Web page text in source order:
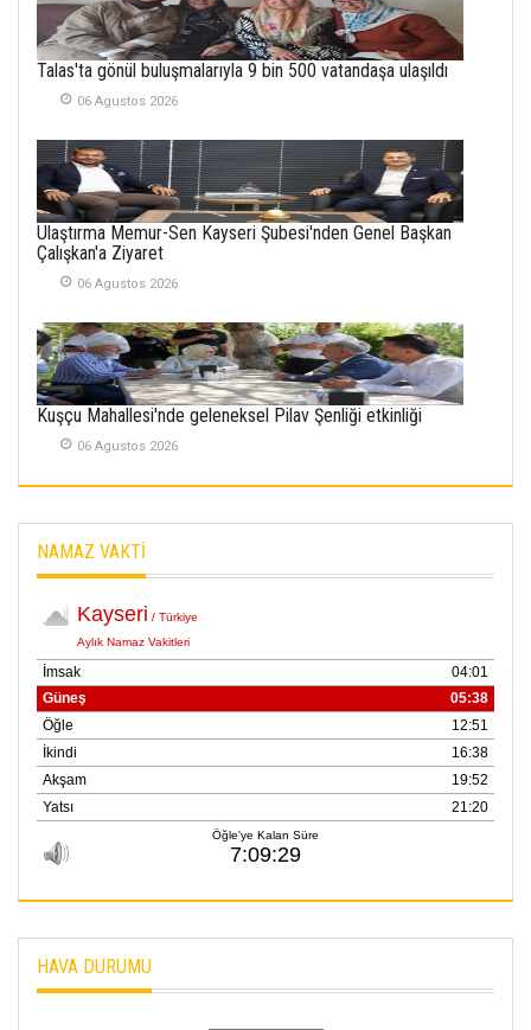
SEMRA ŞAHİN
KENDİNE UYANMAK
Merve Şimşek
İlgi Alanlarımız ve Biz
02 Ekim 2025
Rizespor’la Nihayet 3
puana Ulaştı
01 Mayis 2026
Talas'ta gönül buluşmalarıyla 9 bin 500 vatandaşa ulaşıldı
06 Agustos 2026
Ulaştırma Memur-Sen Kayseri Şubesi'nden Genel Başkan
Çalışkan'a Ziyaret
06 Agustos 2026
Kuşçu Mahallesi'nde geleneksel Pilav Şenliği etkinliği
06 Agustos 2026
NAMAZ VAKTİ
HAVA DURUMU